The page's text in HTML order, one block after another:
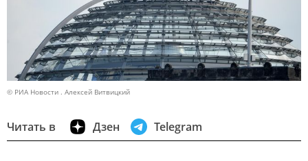
© РИА Новости . Алексей Витвицкий
Читать в Дзен Telegram